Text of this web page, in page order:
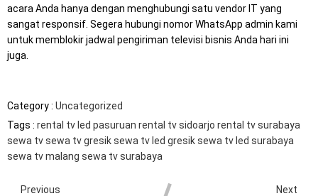
acara Anda hanya dengan menghubungi satu vendor IT yang
sangat responsif. Segera hubungi nomor WhatsApp admin kami
untuk memblokir jadwal pengiriman televisi bisnis Anda hari ini
juga.
Category : Uncategorized
Tags : rental tv led pasuruan rental tv sidoarjo rental tv surabaya
sewa tvsewa tv gresiksewa tv led gresiksewa tv led surabaya
sewa tv malang sewa tv surabaya
Previous
Next